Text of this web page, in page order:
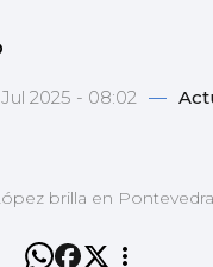
2025 - 08:02 —
brilla en